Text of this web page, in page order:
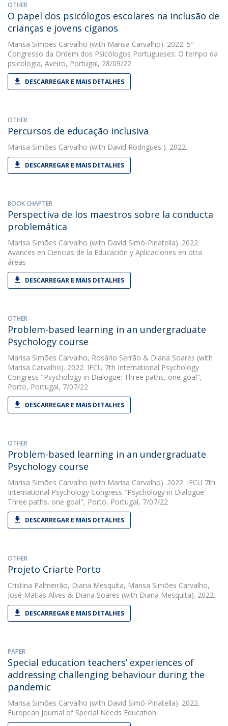
OTHER
O papel dos psicólogos escolares na inclusão de
crianças e jovens ciganos
Marisa Simões Carvalho (with Marisa Carvalho). 2022. 5º
Congresso da Ordem dos Psicólogos Portugueses: O tempo da
psicologia, Aveiro, Portugal, 28/09/22
DESCARREGAR E MAIS DETALHES
OTHER
Percursos de educação inclusiva
Marisa Simões Carvalho (with David Rodrigues ). 2022.
DESCARREGAR E MAIS DETALHES
BOOK CHAPTER
Perspectiva de los maestros sobre la conducta
problemática
Marisa Simões Carvalho (with David Simó-Pinatella). 2022.
Avances en Ciencias de la Educación y Aplicaciones en otra
áreas
DESCARREGAR E MAIS DETALHES
OTHER
Problem-based learning in an undergraduate
Psychology course
Marisa Simões Carvalho, Rosário Serrão & Diana Soares (with
Marisa Carvalho). 2022. IFCU 7th International Psychology
Congress "Psychology in Dialogue: Three paths, one goal",
Porto, Portugal, 7/07/22
DESCARREGAR E MAIS DETALHES
OTHER
Problem-based learning in an undergraduate
Psychology course
Marisa Simões Carvalho (with Marisa Carvalho). 2022. IFCU 7th
International Psychology Congress "Psychology in Dialogue:
Three paths, one goal", Porto, Portugal, 7/07/22
DESCARREGAR E MAIS DETALHES
OTHER
Projeto Criarte Porto
Cristina Palmeirão, Diana Mesquita, Marisa Simões Carvalho,
José Matias Alves & Diana Soares (with Diana Mesquita). 2022.
DESCARREGAR E MAIS DETALHES
PAPER
Special education teachers’ experiences of
addressing challenging behaviour during the
pandemic
Marisa Simões Carvalho (with David Simó-Pinatella). 2022.
European Journal of Special Needs Education